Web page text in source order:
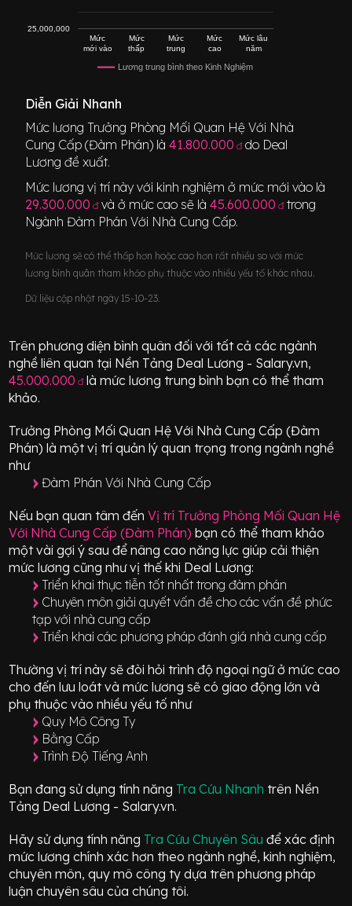
Lương trung bình theo Kinh Nghiệm
Mức
mới vào
Mức
thấp
Mức
trung
Mức
cao
Mức lâu
năm
25,000,000
Diễn Giải Nhanh
Mức lươngTrưởng Phòng Mối Quan Hệ Với Nhà
Cung Cấp (Đàm Phán) là41.800.000 đdo Deal
Lương đề xuất.
Mức lương vị trí này với kinh nghiệm ở mức mới vào là
29.300.000 đ và ở mức cao sẽ là45.600.000 đ trong
NgànhĐàm Phán Với Nhà Cung Cấp.
Mức lương sẽ có thể thấp hơn hoặc cao hơn rất nhiều so với mức
lương bình quân tham khảo phụ thuộc vào nhiều yếu tố khác nhau.
Dữ liệu cập nhật ngày 15-10-23.
Trên phương diện bình quân đối với tất cả các ngành
nghề liên quan tại Nền Tảng Deal Lương - Salary.vn,
45.000.000 đlà mức lương trung bình bạn có thể tham
khảo.
Trưởng Phòng Mối Quan Hệ Với Nhà Cung Cấp (Đàm
Phán) là một vị tríquản lý quan trọng trong ngành nghề
như
Đàm Phán Với Nhà Cung Cấp
Nếu bạn quan tâm đến Vị trí Trưởng Phòng Mối Quan Hệ
Với Nhà Cung Cấp (Đàm Phán) bạn có thể tham khảo
một vài gợi ý sau để nâng cao năng lực giúp cải thiện
mức lương cũng như vị thế khi Deal Lương:
Triển khai thực tiễn tốt nhất trong đàm phán
Chuyên môn giải quyết vấn đề cho các vấn đề phức
tạp với nhà cung cấp
Triển khai các phương pháp đánh giá nhà cung cấp
Thường vị trí này sẽ đòi hỏi trình độ ngoại ngữ ở mứccao
cho đến lưu loát và mức lương sẽ có giao độnglớn và
phụ thuộc vào nhiều yếu tố như
Quy Mô Công Ty
Bằng Cấp
Trình Độ Tiếng Anh
Bạn đang sử dụng tính năng Tra Cứu Nhanh trên Nền
Tảng Deal Lương - Salary.vn.
Hãy sử dụng tính năng Tra Cứu Chuyên Sâuđể xác định
mức lương chính xác hơn theo ngành nghề, kinh nghiệm,
chuyên môn, quy mô công ty dựa trên phương pháp
luận chuyên sâu của chúng tôi.